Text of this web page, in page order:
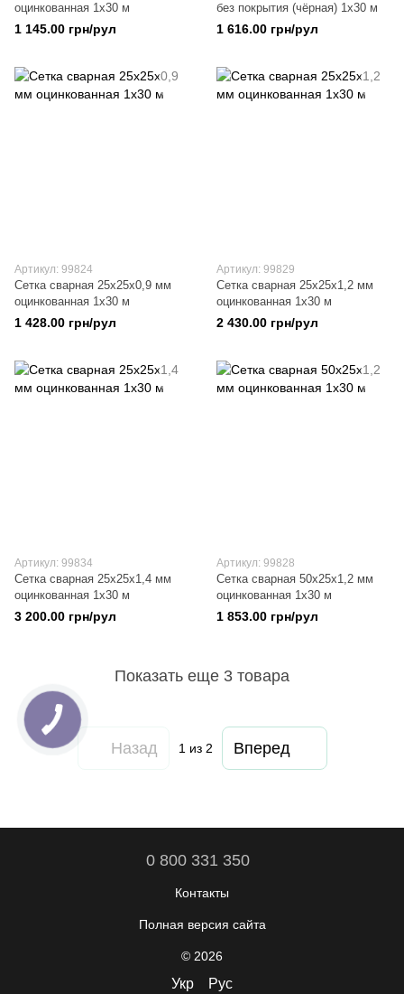
оцинкованная 1х30 м
1 145.00 грн/рул
без покрытия (чёрная) 1х30 м
1 616.00 грн/рул
Артикул: 99824
Сетка сварная 25х25х0,9 мм
оцинкованная 1х30 м
1 428.00 грн/рул
Артикул: 99829
Сетка сварная 25х25х1,2 мм
оцинкованная 1х30 м
2 430.00 грн/рул
Артикул: 99834
Сетка сварная 25х25х1,4 мм
оцинкованная 1х30 м
3 200.00 грн/рул
Артикул: 99828
Сетка сварная 50х25х1,2 мм
оцинкованная 1х30 м
1 853.00 грн/рул
Показать еще 3 товара
Назад 1 из 2 Вперед
0 800 331 350
Контакты
Полная версия сайта
© 2026
Укр Рус